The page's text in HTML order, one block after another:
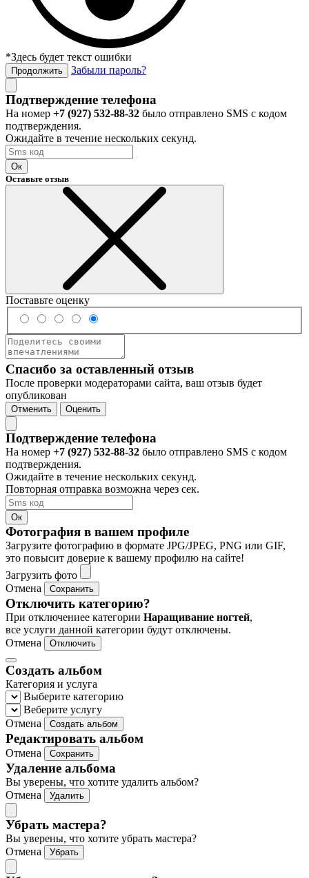
*Здесь будет текст ошибки
Продолжить Забыли пароль?
Подтверждение телефона
На номер +7 (927) 532-88-32 было отправлено SMS с кодом
подтверждения.
Ожидайте в течение нескольких секунд.
Ок
Оставьте отзыв
Поставьте оценку
Спасибо за оставленный отзыв
После проверки модераторами сайта, ваш отзыв будет
опубликован
Отменить Оценить
Подтверждение телефона
На номер +7 (927) 532-88-32 было отправлено SMS с кодом
подтверждения.
Ожидайте в течение нескольких секунд.
Повторная отправка возможна через сек.
Ок
Фотография в вашем профиле
Загрузите фотографию в формате JPG/JPEG, PNG или GIF,
это повысит доверие к вашему профилю на сайте!
Загрузить фото
Отмена
Сохранить
Отключить категорию?
При отключениее категории Наращивание ногтей,
все услуги данной категории будут отключены.
Отмена
Отключить
Создать альбом
Категория и услуга
Выберите категорию
Веберите услугу
Отмена
Создать альбом
Редактировать альбом
Отмена Сохранить
Удаление альбома
Вы уверены, что хотите удалить альбом?
Отмена
Удалить
Убрать мастера?
Вы уверены, что хотите убрать мастера?
Отмена
Убрать